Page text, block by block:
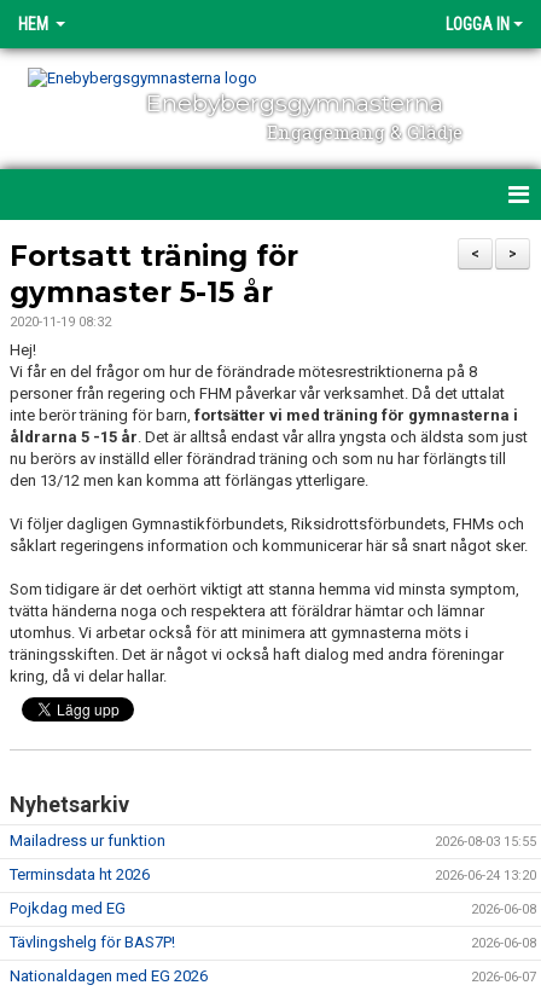
HEM LOGGA IN
Enebybergsgymnasterna
Engagemang & Glädje
HEM
DIREKTANMÄLAN
OM ENEBYBERGSGYMNASTERNA
ENGAGEMANG
NYHETER
KANSLIET
VÅRA ANSTÄLLDA LEDARE
VALBEREDNING
STYRELSE
HALLAR
FRÅGOR & SVAR
EVENT
VAL AV SPÅR
>
<
Fortsatt träning för
gymnaster 5-15 år
2020-11-19 08:32
Hej!
Vi får en del frågor om hur de förändrade mötesrestriktionerna på 8
personer från regering och FHM påverkar vår verksamhet. Då det uttalat
inte berör träning för barn, fortsätter vi med träning för gymnasterna i
åldrarna 5 -15 år. Det är alltså endast vår allra yngsta och äldsta som just
nu berörs av inställd eller förändrad träning och som nu har förlängts till
den 13/12 men kan komma att förlängas ytterligare.
Vi följer dagligen Gymnastikförbundets, Riksidrottsförbundets, FHMs och
såklart regeringens information och kommunicerar här så snart något sker.
Som tidigare är det oerhört viktigt att stanna hemma vid minsta symptom,
tvätta händerna noga och respektera att föräldrar hämtar och lämnar
utomhus. Vi arbetar också för att minimera att gymnasterna möts i
träningsskiften. Det är något vi också haft dialog med andra föreningar
kring, då vi delar hallar.
Nyhetsarkiv
Mailadress ur funktion 2026-08-03 15:55
Terminsdata ht 2026 2026-06-24 13:20
Pojkdag med EG 2026-06-08
Tävlingshelg för BAS7P! 2026-06-08
Nationaldagen med EG 2026 2026-06-07